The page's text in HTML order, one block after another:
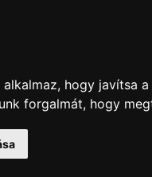
hogy javítsa
forgalmát, hogy